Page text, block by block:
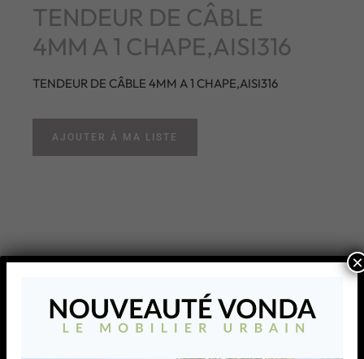
TENDEUR DE CÂBLE
4MM A 1 CHAPE,AISI316
TENDEUR DE CÂBLE 4MM A 1 CHAPE,AISI316
AJOUTER À MA LISTE
×